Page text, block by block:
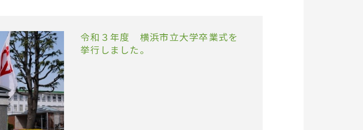
令和３年度 横浜市立大学卒業式を
挙行しました。